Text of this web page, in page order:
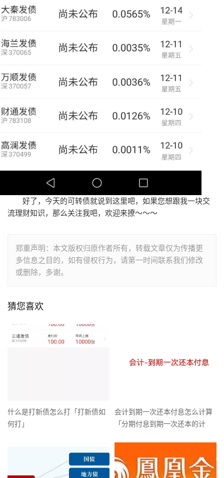
好了，今天的可转债就说到这里吧，如果您想跟我一块交
流理财知识，那么关注我吧，欢迎来撩～～～
郑重声明：本文版权归原作者所有，转载文章仅为传播更
多信息之目的，如有侵权行为，请第一时间联系我们修改
或删除，多谢。
猜您喜欢
什么是打新债怎么打「打新债如
何打」
会计到期一次还本付息怎么计算
「分期付息到期一次还本的计